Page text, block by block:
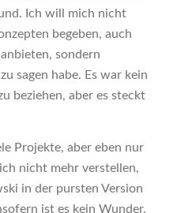
Ich will mich nicht
begeben, auch
sondern
sagen habe. Es war kein
beziehen, aber es steckt
Projekte, aber eben nur
nicht mehr verstellen,
in der pursten Version
ist es kein Wunder,